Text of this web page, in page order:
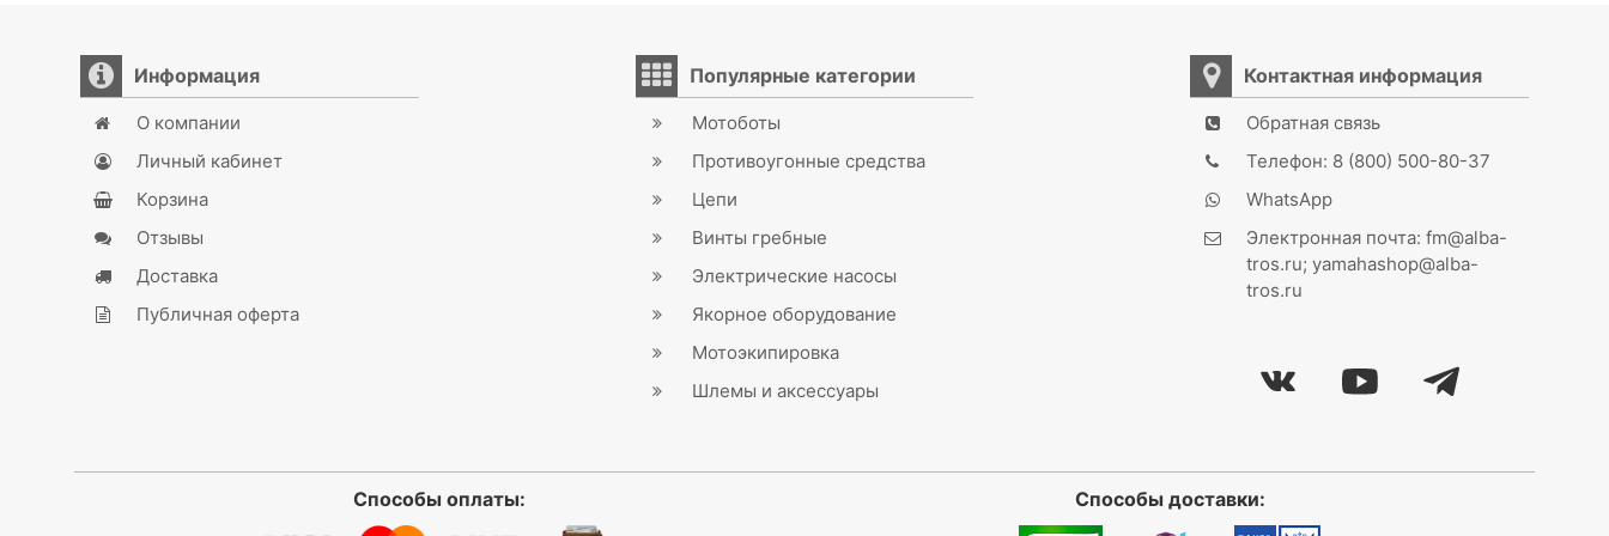
Информация
О компании
Личный кабинет
Корзина
Отзывы
Доставка
Публичная оферта
Популярные категории
Мотоботы
Противоугонные средства
Цепи
Винты гребные
Электрические насосы
Якорное оборудование
Мотоэкипировка
Шлемы и аксессуары
Контактная информация
Обратная связь
Телефон: 8 (800) 500-80-37
WhatsApp
Электронная почта: fm@alba-
tros.ru; yamahashop@alba-
tros.ru
Способы оплаты: Способы доставки: